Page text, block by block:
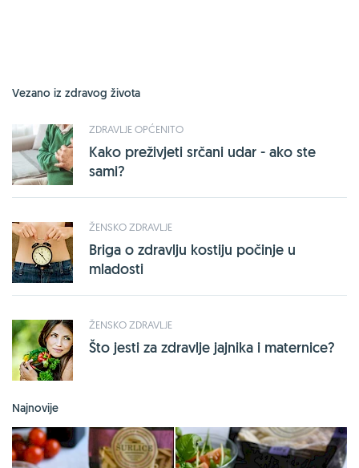
Vezano iz zdravog života
ZDRAVLJE OPĆENITO
Kako preživjeti srčani udar - ako ste
sami?
ŽENSKO ZDRAVLJE
Briga o zdravlju kostiju počinje u
mladosti
ŽENSKO ZDRAVLJE
Što jesti za zdravlje jajnika i maternice?
Najnovije